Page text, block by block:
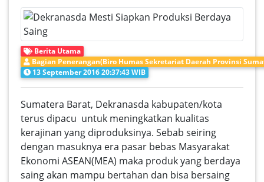
Berita Utama
Bagian Penerangan(Biro Humas Sekretariat Daerah Provinsi
13 September 2016 20:37:43 WIB
Sumatera Barat, Dekranasda kabupaten/kota
terus dipacu untuk meningkatkan kualitas
kerajinan yang diproduksinya. Sebab seiring
dengan masuknya era pasar bebas Masyarakat
Ekonomi ASEAN(MEA) maka produk yang berdaya
saing akan mampu bertahan dan bisa bersaing